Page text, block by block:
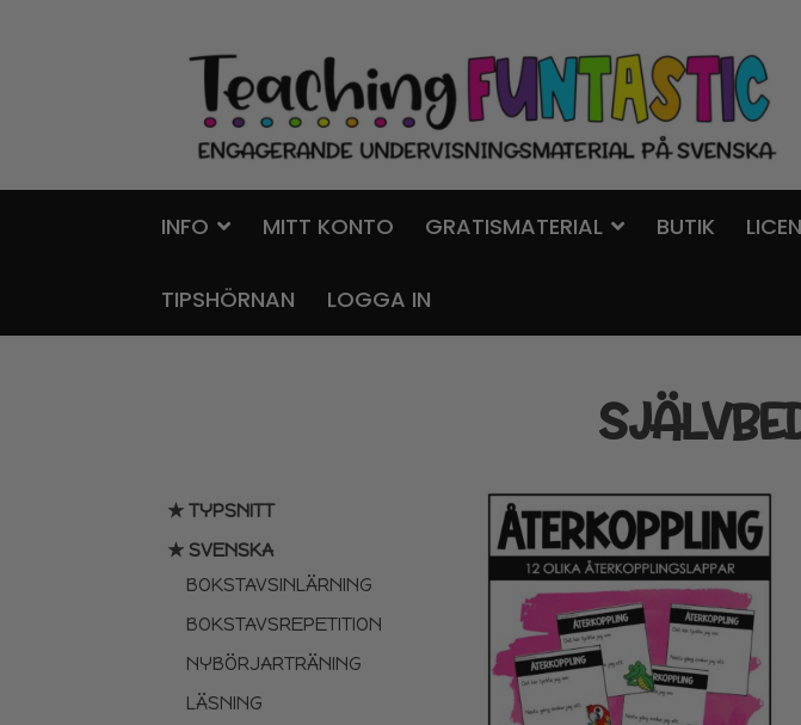
Hoppa
navigering
Gå
innehåll
INFO MITT KONTO GRATISMATERIAL BUTIK
TIPSHÖRNAN LOGGA IN
★ TYPSNITT
★ SVENSKA
BOKSTAVSINLÄRNING
BOKSTAVSREPETITION
NYBÖRJARTRÄNING
LÄSNING